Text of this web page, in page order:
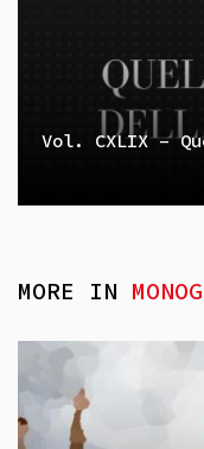
Vol. CXLIX –
MORE IN